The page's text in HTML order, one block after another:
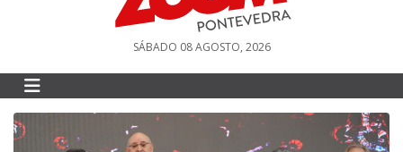
SÁBADO 08 AGOSTO, 2026